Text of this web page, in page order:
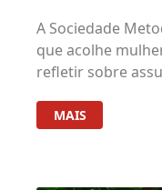
A Sociedade
que acolhe
refletir sobre
MAIS